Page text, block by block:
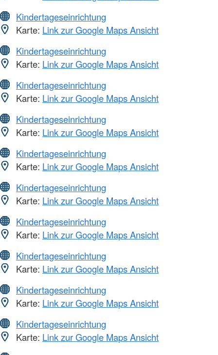
Kindertageseinrichtung
Karte: Link zur Google Maps Ansicht
Kindertageseinrichtung
Karte: Link zur Google Maps Ansicht
Kindertageseinrichtung
Karte: Link zur Google Maps Ansicht
Kindertageseinrichtung
Karte: Link zur Google Maps Ansicht
Kindertageseinrichtung
Karte: Link zur Google Maps Ansicht
Kindertageseinrichtung
Karte: Link zur Google Maps Ansicht
Kindertageseinrichtung
Karte: Link zur Google Maps Ansicht
Kindertageseinrichtung
Karte: Link zur Google Maps Ansicht
Kindertageseinrichtung
Karte: Link zur Google Maps Ansicht
Kindertageseinrichtung
Karte: Link zur Google Maps Ansicht